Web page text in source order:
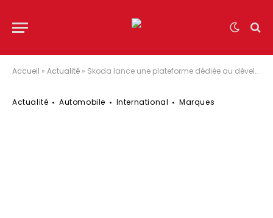
Accueil » Actualité » Skoda lance une plateforme dédiée au développement durable
Actualité Automobile International Marques